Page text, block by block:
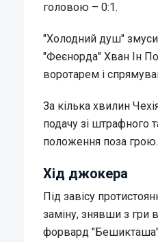
головою – 0:1.
"Холодний душ"
"Феєнорда" Хван Ін
воротарем і
За кілька хвилин
подачу зі штрафного
положення поза грою.
Хід джокера
Під завісу
заміну, знявши з гри
форвард